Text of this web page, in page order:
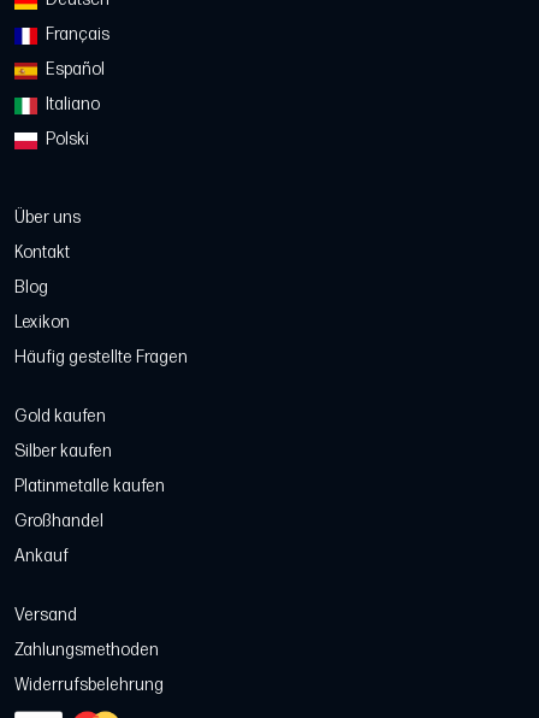
Français
Español
Italiano
Polski
Über uns
Kontakt
Blog
Lexikon
Häufig gestellte Fragen
Gold kaufen
Silber kaufen
Platinmetalle kaufen
Großhandel
Ankauf
Versand
Zahlungsmethoden
Widerrufsbelehrung